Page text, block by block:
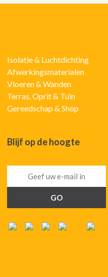
Isolatie & Luchtdichting
Afwerkingsmaterialen
Vloeren & Wanden
Terras, Oprit & Tuin
Gereedschap & Shop
Blijf op de hoogte